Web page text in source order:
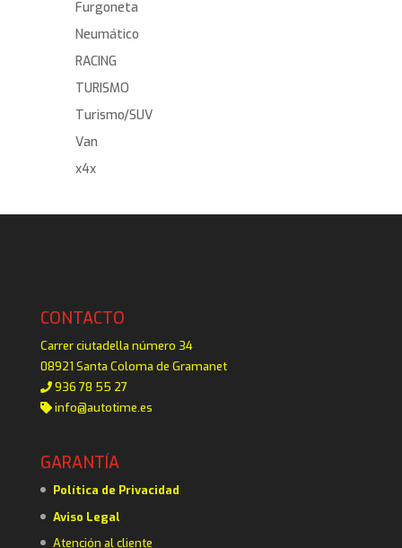
Furgoneta
Neumático
RACING
TURISMO
Turismo/SUV
Van
x4x
CONTACTO
Carrer ciutadella número 34
08921 Santa Coloma de Gramanet
936 78 55 27
info@autotime.es
GARANTÍA
Política de Privacidad
Aviso Legal
Atención al cliente